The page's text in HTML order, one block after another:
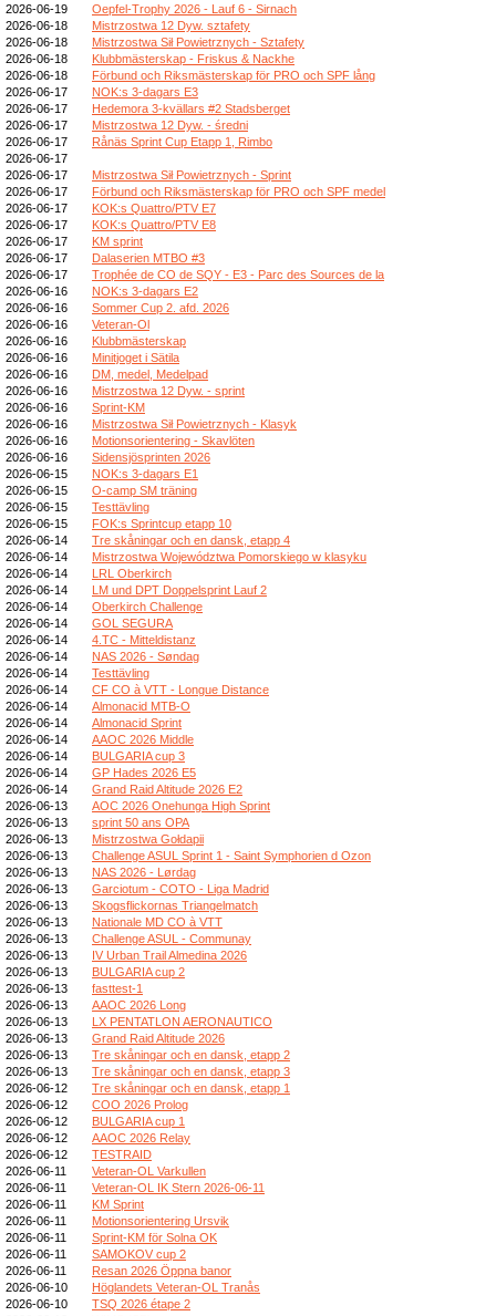
2026-06-19
Oepfel-Trophy 2026 - Lauf 6 - Sirnach
2026-06-18
Mistrzostwa 12 Dyw. sztafety
2026-06-18
Mistrzostwa Sił Powietrznych - Sztafety
2026-06-18
Klubbmästerskap - Friskus & Nackhe
2026-06-18
Förbund och Riksmästerskap för PRO och SPF lång
2026-06-17
NOK:s 3-dagars E3
2026-06-17
Hedemora 3-kvällars #2 Stadsberget
2026-06-17
Mistrzostwa 12 Dyw. - średni
2026-06-17
Rånäs Sprint Cup Etapp 1, Rimbo
2026-06-17
2026-06-17
Mistrzostwa Sił Powietrznych - Sprint
2026-06-17
Förbund och Riksmästerskap för PRO och SPF medel
2026-06-17
KOK:s Quattro/PTV E7
2026-06-17
KOK:s Quattro/PTV E8
2026-06-17
KM sprint
2026-06-17
Dalaserien MTBO #3
2026-06-17
Trophée de CO de SQY - E3 - Parc des Sources de la
2026-06-16
NOK:s 3-dagars E2
2026-06-16
Sommer Cup 2. afd. 2026
2026-06-16
Veteran-Ol
2026-06-16
Klubbmästerskap
2026-06-16
Minitjoget i Sätila
2026-06-16
DM, medel, Medelpad
2026-06-16
Mistrzostwa 12 Dyw. - sprint
2026-06-16
Sprint-KM
2026-06-16
Mistrzostwa Sił Powietrznych - Klasyk
2026-06-16
Motionsorientering - Skavlöten
2026-06-16
Sidensjösprinten 2026
2026-06-15
NOK:s 3-dagars E1
2026-06-15
O-camp SM träning
2026-06-15
Testtävling
2026-06-15
FOK:s Sprintcup etapp 10
2026-06-14
Tre skåningar och en dansk, etapp 4
2026-06-14
Mistrzostwa Województwa Pomorskiego w klasyku
2026-06-14
LRL Oberkirch
2026-06-14
LM und DPT Doppelsprint Lauf 2
2026-06-14
Oberkirch Challenge
2026-06-14
GOL SEGURA
2026-06-14
4.TC - Mitteldistanz
2026-06-14
NAS 2026 - Søndag
2026-06-14
Testtävling
2026-06-14
CF CO à VTT - Longue Distance
2026-06-14
Almonacid MTB-O
2026-06-14
Almonacid Sprint
2026-06-14
AAOC 2026 Middle
2026-06-14
BULGARIA cup 3
2026-06-14
GP Hades 2026 E5
2026-06-14
Grand Raid Altitude 2026 E2
2026-06-13
AOC 2026 Onehunga High Sprint
2026-06-13
sprint 50 ans OPA
2026-06-13
Mistrzostwa Gołdapii
2026-06-13
Challenge ASUL Sprint 1 - Saint Symphorien d Ozon
2026-06-13
NAS 2026 - Lørdag
2026-06-13
Garciotum - COTO - Liga Madrid
2026-06-13
Skogsflickornas Triangelmatch
2026-06-13
Nationale MD CO à VTT
2026-06-13
Challenge ASUL - Communay
2026-06-13
IV Urban Trail Almedina 2026
2026-06-13
BULGARIA cup 2
2026-06-13
fasttest-1
2026-06-13
AAOC 2026 Long
2026-06-13
LX PENTATLON AERONAUTICO
2026-06-13
Grand Raid Altitude 2026
2026-06-13
Tre skåningar och en dansk, etapp 2
2026-06-13
Tre skåningar och en dansk, etapp 3
2026-06-12
Tre skåningar och en dansk, etapp 1
2026-06-12
COO 2026 Prolog
2026-06-12
BULGARIA cup 1
2026-06-12
AAOC 2026 Relay
2026-06-12
TESTRAID
2026-06-11
Veteran-OL Varkullen
2026-06-11
Veteran-OL IK Stern 2026-06-11
2026-06-11
KM Sprint
2026-06-11
Motionsorientering Ursvik
2026-06-11
Sprint-KM för Solna OK
2026-06-11
SAMOKOV cup 2
2026-06-11
Resan 2026 Öppna banor
2026-06-10
Höglandets Veteran-OL Tranås
2026-06-10
TSQ 2026 étape 2